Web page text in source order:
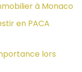
à Monaco
en PACA
lors